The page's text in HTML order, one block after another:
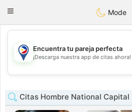
Philippines
Toggle
Mode
💖
💕
Encuentra tu pareja perfecta
¡Descarga nuestra app de citas ahora!
Citas Hombre National Capital